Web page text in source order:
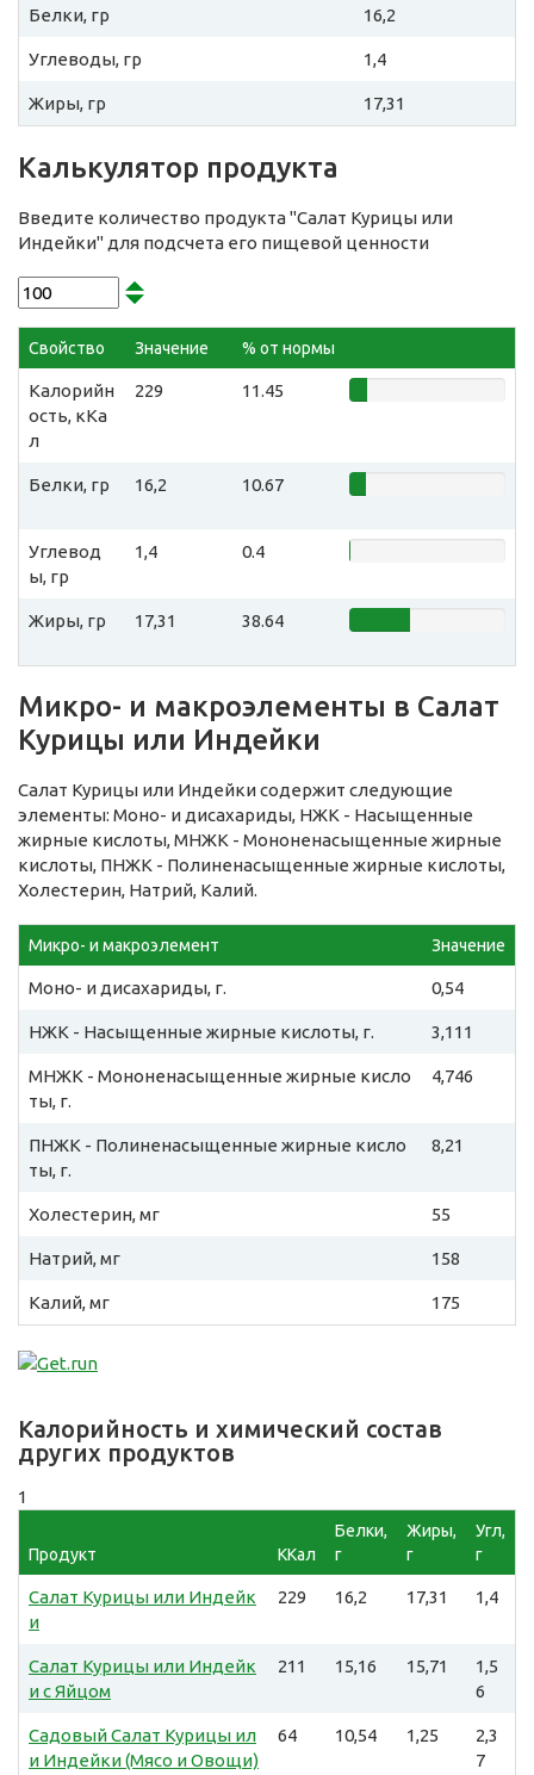
Белки, гр 16,2
Углеводы, гр 1,4
Жиры, гр 17,31
Калькулятор продукта
Введите количество продукта "Салат Курицы или
Индейки" для подсчета его пищевой ценности
Свойство Значение % от нормы
Калорийн
ость, кКа
л
229 11.45
Белки, гр 16,2 10.67
Углевод
ы, гр
1,4 0.4
Жиры, гр 17,31 38.64
Микро- и макроэлементы в Салат
Курицы или Индейки
Салат Курицы или Индейки содержит следующие
элементы: Моно- и дисахариды, НЖК - Насыщенные
жирные кислоты, МНЖК - Мононенасыщенные жирные
кислоты, ПНЖК - Полиненасыщенные жирные кислоты,
Холестерин, Натрий, Калий.
Микро- и макроэлемент Значение
Моно- и дисахариды, г. 0,54
НЖК - Насыщенные жирные кислоты, г. 3,111
МНЖК - Мононенасыщенные жирные кисло
ты, г.
4,746
ПНЖК - Полиненасыщенные жирные кисло
ты, г.
8,21
Холестерин, мг 55
Натрий, мг 158
Калий, мг 175
Калорийность и химический состав
других продуктов
1
Продукт ККал
Белки,
г
Жиры,
г
Угл,
г
Салат Курицы или Индейк
и
229 16,2 17,31 1,4
Салат Курицы или Индейк
и с Яйцом
211 15,16 15,71
1,5
6
Садовый Салат Курицы ил
и Индейки (Мясо и Овощи)
64 10,54 1,25
2,3
7